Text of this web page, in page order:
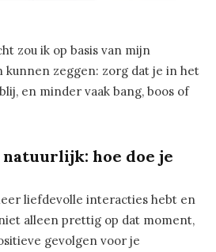
zou ik op basis van mijn
kunnen zeggen: zorg dat je in het
en minder vaak bang, boos of
natuurlijk: hoe doe je
liefdevolle interacties hebt en
alleen prettig op dat moment,
gevolgen voor je